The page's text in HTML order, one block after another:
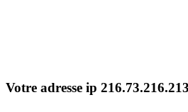
Votre adresse ip